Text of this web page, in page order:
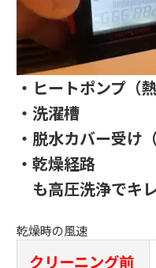
・ヒートポンプ（
・洗濯槽
・脱水カバー受け
・乾燥経路
も高圧洗浄でキ
乾燥時の風速
クリーニング前